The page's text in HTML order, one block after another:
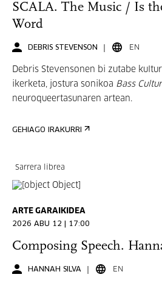
SCALA. The Music / Is
Word
DEBRIS STEVENSON EN
Debris Stevensonen bi zutabe
ikerketa, jostura sonikoa Bass
neuroqueertasunaren artean.
GEHIAGO IRAKURRI
Sarrera librea
ARTE GARAIKIDEA
2026 ABU 12 | 17:00
Composing Speech.
HANNAH SILVA EN